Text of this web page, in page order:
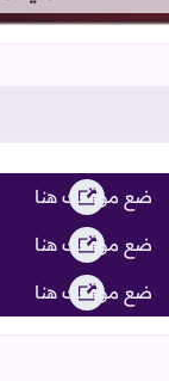
ضع موقعك هنا
ضع موقعك هنا
ضع موقعك هنا